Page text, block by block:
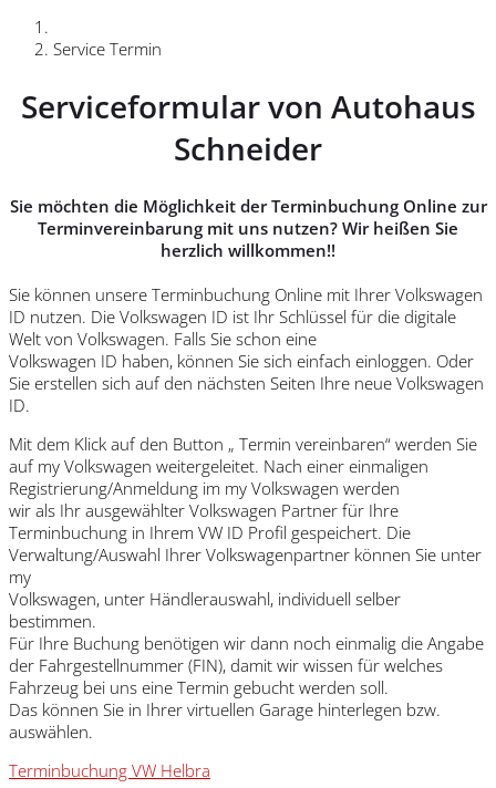
Service Termin
Serviceformular von Autohaus
Schneider
Sie möchten die Möglichkeit der Terminbuchung Online zur
Terminvereinbarung mit uns nutzen? Wir heißen Sie
herzlich willkommen!!
Sie können unsere Terminbuchung Online mit Ihrer Volkswagen
ID nutzen. Die Volkswagen ID ist Ihr Schlüssel für die digitale
Welt von Volkswagen. Falls Sie schon eine
Volkswagen ID haben, können Sie sich einfach einloggen. Oder
Sie erstellen sich auf den nächsten Seiten Ihre neue Volkswagen
ID.
Mit dem Klick auf den Button „ Termin vereinbaren“ werden Sie
auf my Volkswagen weitergeleitet. Nach einer einmaligen
Registrierung/Anmeldung im my Volkswagen werden
wir als Ihr ausgewählter Volkswagen Partner für Ihre
Terminbuchung in Ihrem VW ID Profil gespeichert. Die
Verwaltung/Auswahl Ihrer Volkswagenpartner können Sie unter
my
Volkswagen, unter Händlerauswahl, individuell selber
bestimmen.
Für Ihre Buchung benötigen wir dann noch einmalig die Angabe
der Fahrgestellnummer (FIN), damit wir wissen für welches
Fahrzeug bei uns eine Termin gebucht werden soll.
Das können Sie in Ihrer virtuellen Garage hinterlegen bzw.
auswählen.
Terminbuchung VW Helbra